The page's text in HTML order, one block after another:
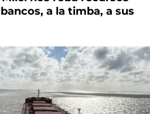
a la timba, a sus